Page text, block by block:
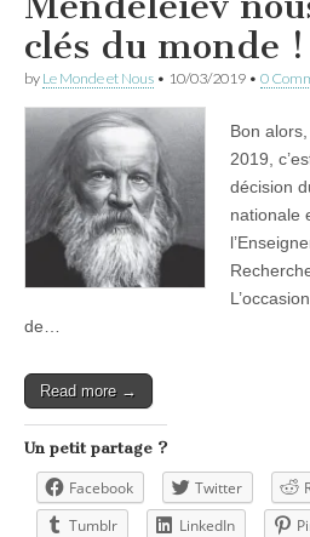
clés du monde !
by Le Monde et Nous • 10/03/2019 • 0
Bon
2019,
décision
nationale
de…
Read more →
Un petit partage ?
Facebook Twitter
Tumblr
LinkedIn